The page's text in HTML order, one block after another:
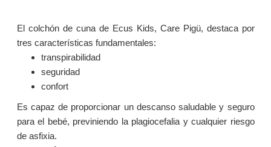
El colchón de cuna de Ecus Kids, Care Pigü, destaca por
tres características fundamentales:
transpirabilidad
seguridad
confort
Es capaz de proporcionar un descanso saludable y seguro
para el bebé, previniendo la plagiocefalia y cualquier riesgo
de asfixia.